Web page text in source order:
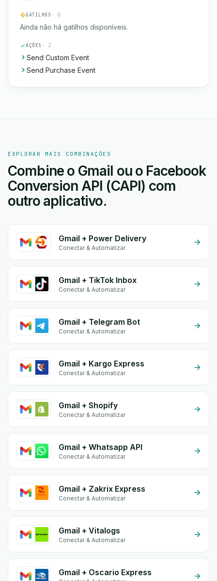
GATILHOS · 0
Ainda não há gatilhos disponíveis.
AÇÕES · 2
Send Custom Event
Send Purchase Event
EXPLORAR MAIS COMBINAÇÕES
Combine o Gmail ou o Facebook
Conversion API (CAPI) com
outro aplicativo.
Gmail + Power Delivery
Conectar & Automatizar
Gmail + TikTok Inbox
Conectar & Automatizar
Gmail + Telegram Bot
Conectar & Automatizar
Gmail + Kargo Express
Conectar & Automatizar
Gmail + Shopify
Conectar & Automatizar
Gmail + Whatsapp API
Conectar & Automatizar
Gmail + Zakrix Express
Conectar & Automatizar
Gmail + Vitalogs
Conectar & Automatizar
Gmail + Oscario Express